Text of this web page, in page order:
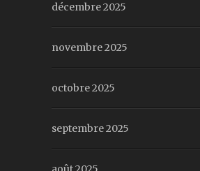
décembre 2025
novembre 2025
octobre 2025
septembre 2025